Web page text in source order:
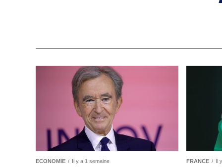
ECONOMIE Il y a 1 semaine FRANCE Il